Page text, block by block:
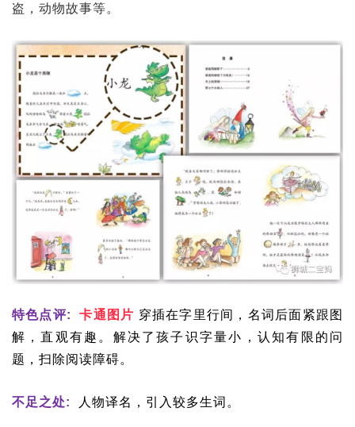
盗，动物故事等。
特色点评: 卡通图片 穿插在字里行间，名词后面紧跟图
解，直观有趣。解决了孩子识字量小，认知有限的问
题，扫除阅读障碍。
不足之处: 人物译名，引入较多生词。